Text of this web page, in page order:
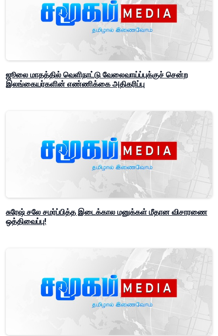
ஜூலை மாதத்தில் வெளிநாட்டு வேலைவாய்ப்புக்குச் சென்ற
இலங்கையர்களின் எண்ணிக்கை அதிகரிப்பு
சுரேஷ் சலே சமர்ப்பித்த இடைக்கால மனுக்கள் மீதான விசாரணை
ஒத்திவைப்பு!